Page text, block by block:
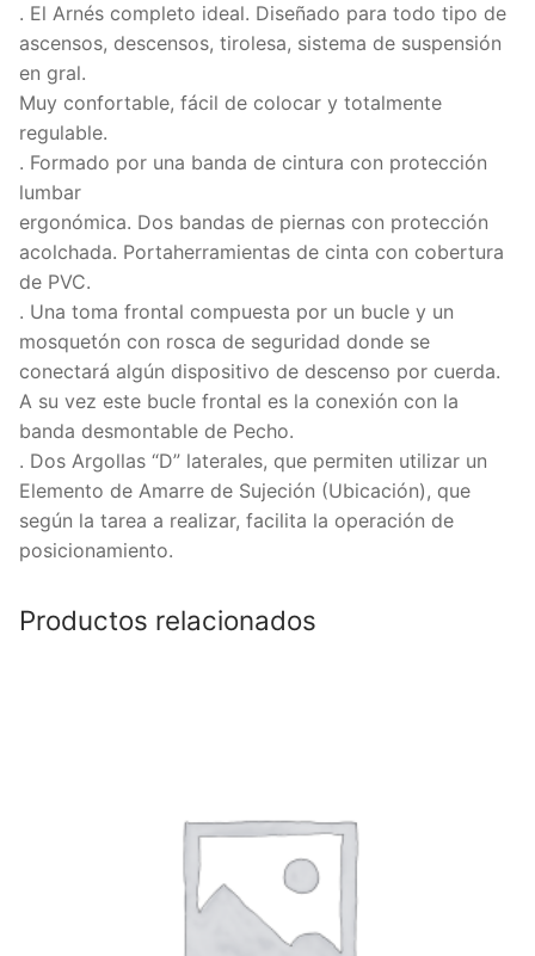
. El Arnés completo ideal. Diseñado para todo tipo de
ascensos, descensos, tirolesa, sistema de suspensión
en gral.
Muy confortable, fácil de colocar y totalmente
regulable.
. Formado por una banda de cintura con protección
lumbar
ergonómica. Dos bandas de piernas con protección
acolchada. Portaherramientas de cinta con cobertura
de PVC.
. Una toma frontal compuesta por un bucle y un
mosquetón con rosca de seguridad donde se
conectará algún dispositivo de descenso por cuerda.
A su vez este bucle frontal es la conexión con la
banda desmontable de Pecho.
. Dos Argollas “D” laterales, que permiten utilizar un
Elemento de Amarre de Sujeción (Ubicación), que
según la tarea a realizar, facilita la operación de
posicionamiento.
Productos relacionados